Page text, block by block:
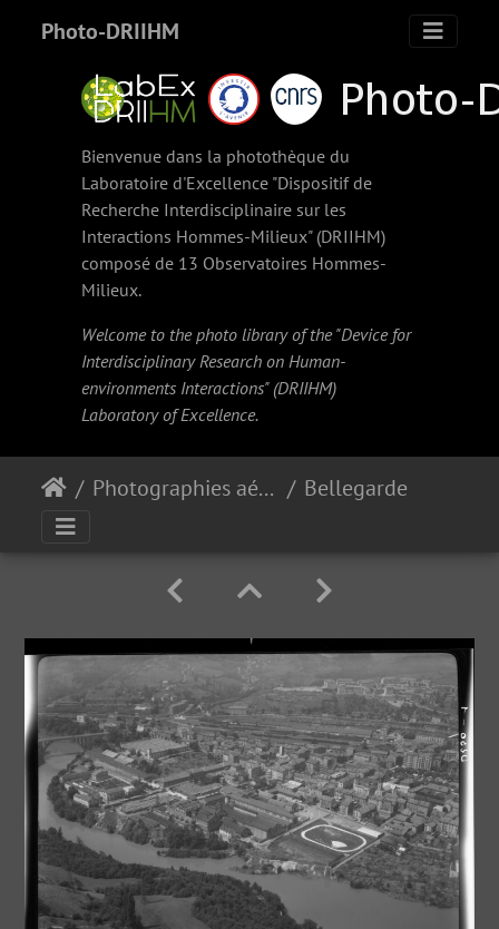
Photo-DRIIHM
Bienvenue dans la photothèque du
Laboratoire d'Excellence "Dispositif de
Recherche Interdisciplinaire sur les
Interactions Hommes-Milieux" (DRIIHM)
composé de 13 Observatoires Hommes-
Milieux.
Welcome to the photo library of the "Device for
Interdisciplinary Research on Human-
environments Interactions" (DRIIHM)
Laboratory of Excellence.
Photographies aériennes obliques anciennes